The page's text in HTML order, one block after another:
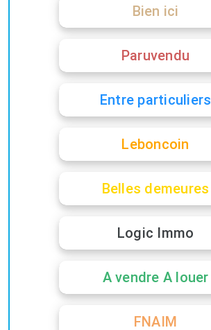
Bien ici
Paruvendu
Entre particuliers
Leboncoin
Belles demeures
Logic Immo
A vendre A louer
FNAIM